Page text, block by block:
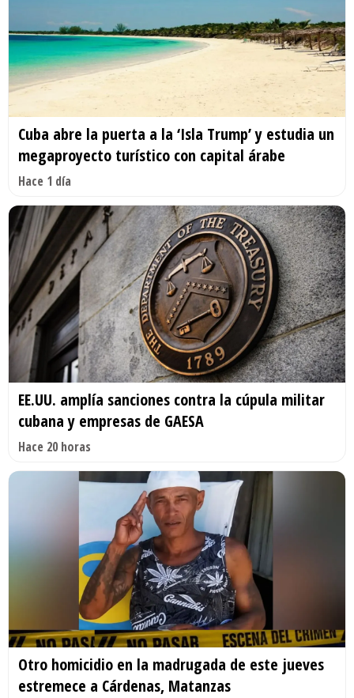
Cuba abre la puerta a la ‘Isla Trump’ y estudia un
megaproyecto turístico con capital árabe
Hace 1 día
EE.UU. amplía sanciones contra la cúpula militar
cubana y empresas de GAESA
Hace 20 horas
Otro homicidio en la madrugada de este jueves
estremece a Cárdenas, Matanzas